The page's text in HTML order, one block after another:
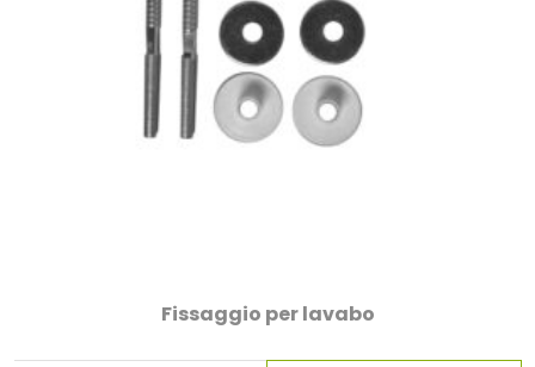
Fissaggio per lavabo